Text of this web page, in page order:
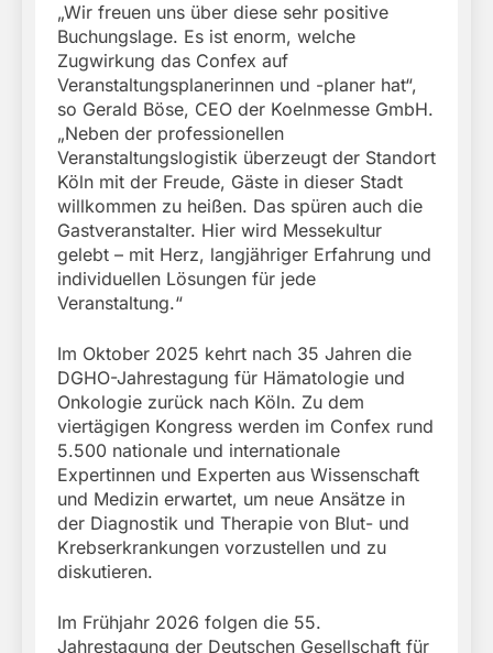
„Wir freuen uns über diese sehr positive
Buchungslage. Es ist enorm, welche
Zugwirkung das Confex auf
Veranstaltungsplanerinnen und -planer hat“,
so Gerald Böse, CEO der Koelnmesse GmbH.
„Neben der professionellen
Veranstaltungslogistik überzeugt der Standort
Köln mit der Freude, Gäste in dieser Stadt
willkommen zu heißen. Das spüren auch die
Gastveranstalter. Hier wird Messekultur
gelebt – mit Herz, langjähriger Erfahrung und
individuellen Lösungen für jede
Veranstaltung.“
Im Oktober 2025 kehrt nach 35 Jahren die
DGHO-Jahrestagung für Hämatologie und
Onkologie zurück nach Köln. Zu dem
viertägigen Kongress werden im Confex rund
5.500 nationale und internationale
Expertinnen und Experten aus Wissenschaft
und Medizin erwartet, um neue Ansätze in
der Diagnostik und Therapie von Blut- und
Krebserkrankungen vorzustellen und zu
diskutieren.
Im Frühjahr 2026 folgen die 55.
Jahrestagung der Deutschen Gesellschaft für